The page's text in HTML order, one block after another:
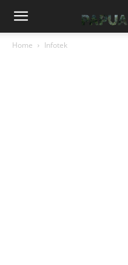
Home Infotek